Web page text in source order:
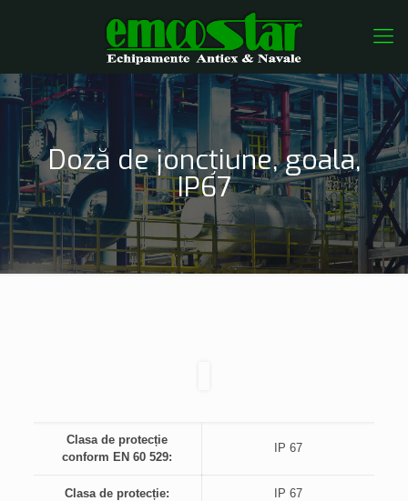
Doză de joncțiune, goala,
IP67
Clasa de protecție
conform EN 60 529:
IP 67
Clasa de protecție: IP 67